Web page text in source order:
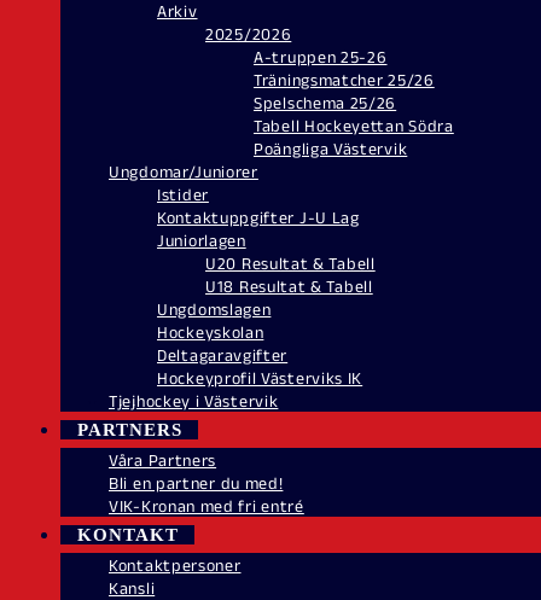
Arkiv
2025/2026
A-truppen 25-26
Träningsmatcher 25/26
Spelschema 25/26
Tabell Hockeyettan Södra
Poängliga Västervik
Ungdomar/Juniorer
Istider
Kontaktuppgifter J-U Lag
Juniorlagen
U20 Resultat & Tabell
U18 Resultat & Tabell
Ungdomslagen
Hockeyskolan
Deltagaravgifter
Hockeyprofil Västerviks IK
Tjejhockey i Västervik
PARTNERS
Våra Partners
Bli en partner du med!
VIK-Kronan med fri entré
KONTAKT
Kontaktpersoner
Kansli